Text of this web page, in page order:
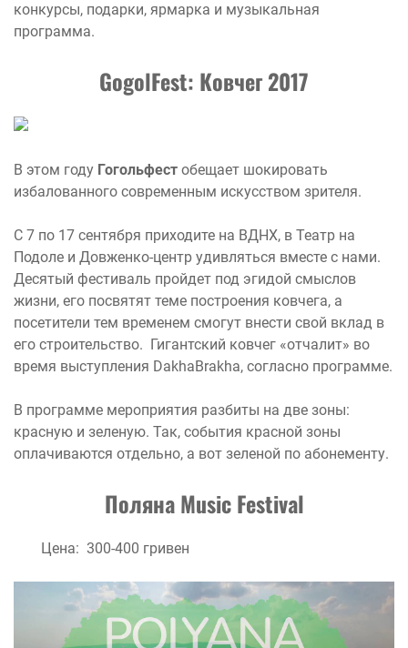
конкурсы, подарки, ярмарка и музыкальная
программа.
GogolFest: Ковчег 2017
В этом году Гогольфест обещает шокировать
избалованного современным искусством зрителя.
С 7 по 17 сентября приходите на ВДНХ, в Театр на
Подоле и Довженко-центр удивляться вместе с нами.
Десятый фестиваль пройдет под эгидой смыслов
жизни, его посвятят теме построения ковчега, а
посетители тем временем смогут внести свой вклад в
его строительство. Гигантский ковчег «отчалит» во
время выступления DakhaBrakha, согласно программе.
В программе мероприятия разбиты на две зоны:
красную и зеленую. Так, события красной зоны
оплачиваются отдельно, а вот зеленой по абонементу.
Поляна Music Festival
Цена: 300-400 гривен